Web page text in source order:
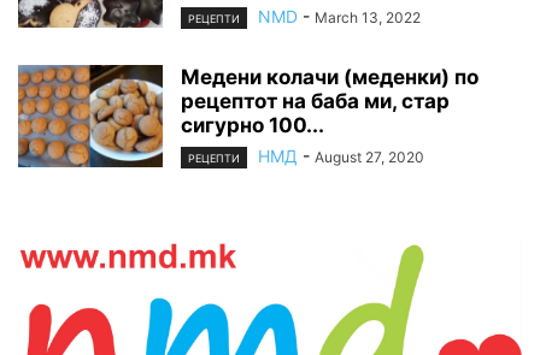
РЕЦЕПТИ NMD - March 13, 2022
Медени колачи (меденки) по
рецептот на баба ми, стар
сигурно 100...
РЕЦЕПТИ НМД - August 27, 2020